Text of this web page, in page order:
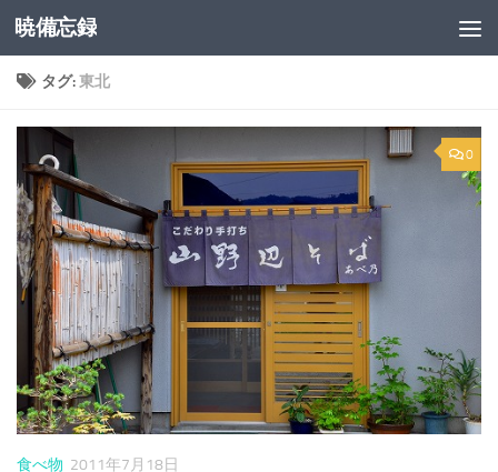
コンテンツへスキップ
暁備忘録
タグ:東北
0
食べ物 2011年7月18日